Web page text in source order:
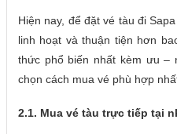
Hiện nay, để đặt vé tàu đi
linh hoạt và thuận tiện hơn
thức phổ biến nhất kèm ưu –
chọn cách mua vé phù hợp
2.1. Mua vé tàu trực tiếp tại